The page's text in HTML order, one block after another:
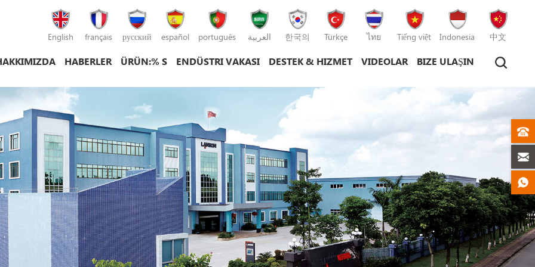
English français русский español português العربية 한국의 Türkçe ไทย Tiếng việt Indonesia 中文
HABERLER ÜRÜN:% S ENDÜSTRI VAKASI DESTEK & HIZMET VIDEOLAR BIZE ULAŞIN